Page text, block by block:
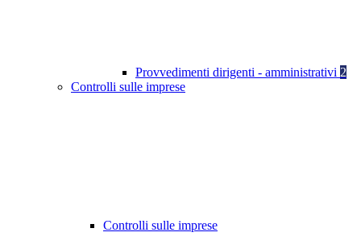
Provvedimenti dirigenti - amministrativi 2
Controlli sulle imprese
Controlli sulle imprese